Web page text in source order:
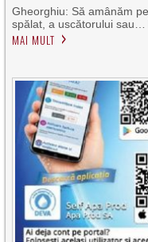
Gheorghiu: Să amânăm
spălat, a uscătorului sau…
MAI MULT